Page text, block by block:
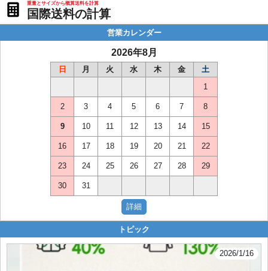
重量とサイズから概算送料を計算
国際送料の計算
営業カレンダー
2026年8月
日 月 火 水 木 金
土
1
2 3 4 5 6 7 8
9 10 11 12 13 14 15
16 17 18 19 20 21 22
23 24 25 26 27 28 29
30 31
トピック
2026/1/16